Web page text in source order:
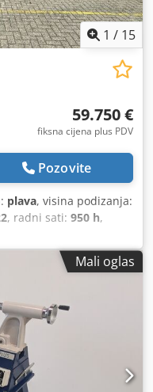
1 / 15
59.750 €
fiksna cijena plus PDV
Pozovite
plava, visina podizanja:
, radni sati: 950 h,
Mali oglas